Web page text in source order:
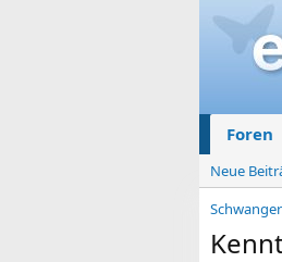
Foren
Neue